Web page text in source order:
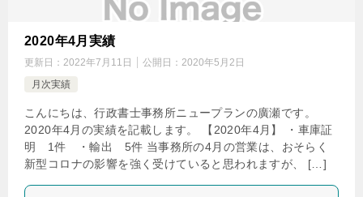
2020年4月実績
更新日： 2022年7月11日 公開日： 2020年5月2日
月次実績
こんにちは、行政書士事務所ニュープランの廣瀬です。
2020年4月の実績を記載します。 【2020年4月】 ・車庫証
明 1件 ・輸出 5件 当事務所の4月の営業は、おそらく
新型コロナの影響を強く受けていると思われますが、 […]